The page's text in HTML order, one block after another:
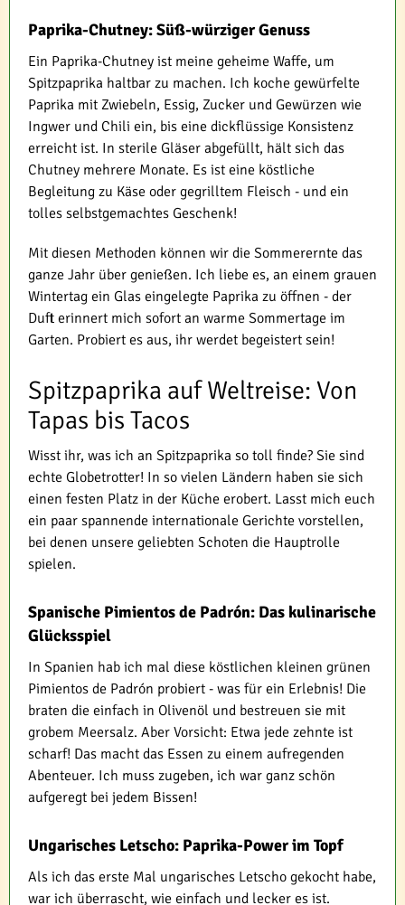
Paprika-Chutney: Süß-würziger Genuss
Ein Paprika-Chutney ist meine geheime Waffe, um
Spitzpaprika haltbar zu machen. Ich koche gewürfelte
Paprika mit Zwiebeln, Essig, Zucker und Gewürzen wie
Ingwer und Chili ein, bis eine dickflüssige Konsistenz
erreicht ist. In sterile Gläser abgefüllt, hält sich das
Chutney mehrere Monate. Es ist eine köstliche
Begleitung zu Käse oder gegrilltem Fleisch - und ein
tolles selbstgemachtes Geschenk!
Mit diesen Methoden können wir die Sommerernte das
ganze Jahr über genießen. Ich liebe es, an einem grauen
Wintertag ein Glas eingelegte Paprika zu öffnen - der
Duft erinnert mich sofort an warme Sommertage im
Garten. Probiert es aus, ihr werdet begeistert sein!
Spitzpaprika auf Weltreise: Von
Tapas bis Tacos
Wisst ihr, was ich an Spitzpaprika so toll finde? Sie sind
echte Globetrotter! In so vielen Ländern haben sie sich
einen festen Platz in der Küche erobert. Lasst mich euch
ein paar spannende internationale Gerichte vorstellen,
bei denen unsere geliebten Schoten die Hauptrolle
spielen.
Spanische Pimientos de Padrón: Das kulinarische
Glücksspiel
In Spanien hab ich mal diese köstlichen kleinen grünen
Pimientos de Padrón probiert - was für ein Erlebnis! Die
braten die einfach in Olivenöl und bestreuen sie mit
grobem Meersalz. Aber Vorsicht: Etwa jede zehnte ist
scharf! Das macht das Essen zu einem aufregenden
Abenteuer. Ich muss zugeben, ich war ganz schön
aufgeregt bei jedem Bissen!
Ungarisches Letscho: Paprika-Power im Topf
Als ich das erste Mal ungarisches Letscho gekocht habe,
war ich überrascht, wie einfach und lecker es ist.